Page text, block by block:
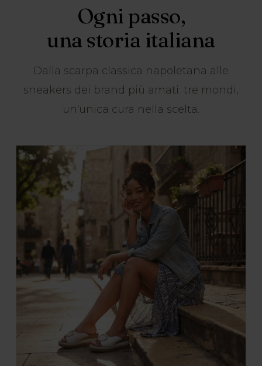
Ogni passo,
una storia italiana
Dalla scarpa classica napoletana alle
sneakers dei brand più amati: tre mondi,
un'unica cura nella scelta.